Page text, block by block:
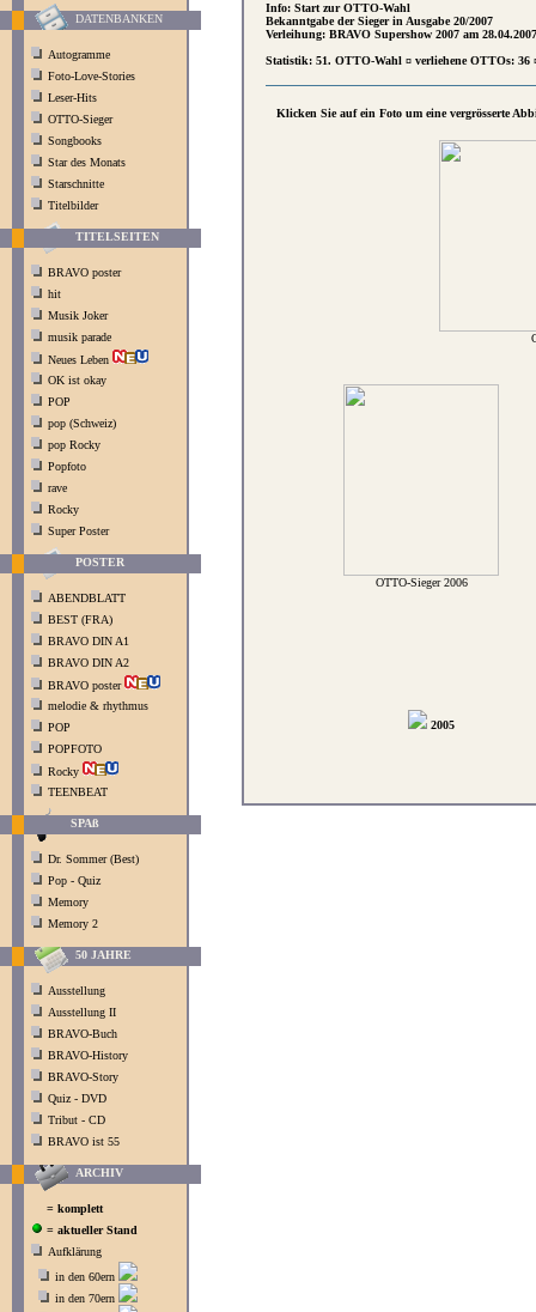
DATENBANKEN
Autogramme
Foto-Love-Stories
Leser-Hits
OTTO-Sieger
Songbooks
Star des Monats
Starschnitte
Titelbilder
TITELSEITEN
BRAVO poster
hit
Musik Joker
musik parade
Neues Leben
OK ist okay
POP
pop (Schweiz)
pop Rocky
Popfoto
rave
Rocky
Super Poster
POSTER
ABENDBLATT
BEST (FRA)
BRAVO DIN A1
BRAVO DIN A2
BRAVO poster
melodie & rhythmus
POP
POPFOTO
Rocky
TEENBEAT
SPAß
Dr. Sommer (Best)
Pop - Quiz
Memory
Memory 2
50 JAHRE
Ausstellung
Ausstellung II
BRAVO-Buch
BRAVO-History
BRAVO-Story
Quiz - DVD
Tribut - CD
BRAVO ist 55
ARCHIV
= komplett
= aktueller Stand
Aufklärung
in den 60ern
in den 70ern
Info: Start zur OTTO-Wahl
Bekanntgabe der Sieger in Ausgabe 20/2007
Verleihung: BRAVO Supershow 2007 am
Statistik: 51. OTTO-Wahl ¤ verliehene OTTOs: 36
Klicken Sie auf ein Foto um eine vergrösserte
OTTO-Sieger 2006
2005